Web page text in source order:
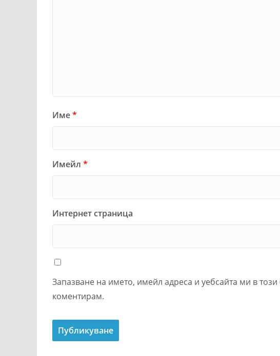
Име*
Имейл *
Интернет страница
Запазване на името, имейл адреса и уебсайта ми в
коментирам.